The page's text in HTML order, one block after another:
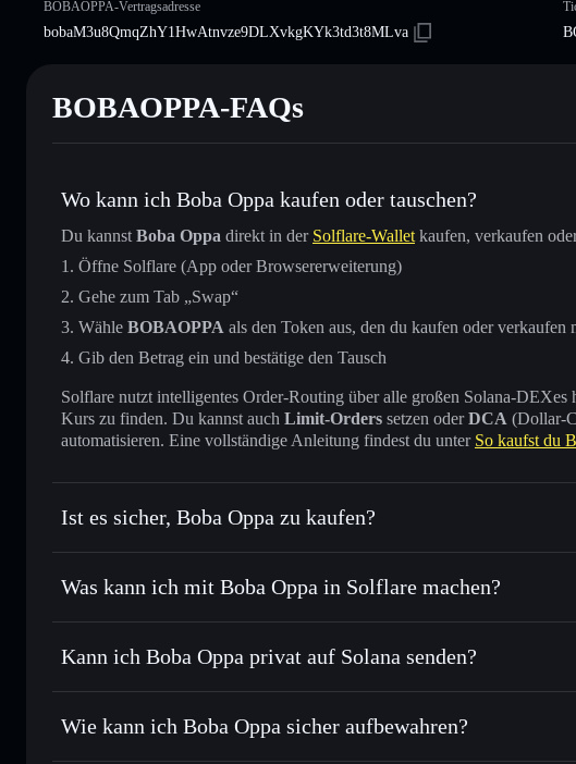
BOBAOPPA-Vertragsadresse
bobaM3u8QmqZhY1HwAtnvze9DLXvkgKYk3td3t8MLva
BOBAOPPA-FAQs
Wo kann ich Boba Oppa kaufen oder tauschen?
Du kannst Boba Oppa direkt in der Solflare-Wallet kaufen, verkaufen
Öffne Solflare (App oder Browsererweiterung)
Gehe zum Tab „Swap“
Wähle BOBAOPPA als den Token aus, den du kaufen oder verkaufen
Gib den Betrag ein und bestätige den Tausch
Solflare nutzt intelligentes Order-Routing über alle großen Solana-
Kurs zu finden. Du kannst auch Limit-Orders setzen oderDCA (Dollar-
automatisieren. Eine vollständige Anleitung findest du unter So kaufst du
Ist es sicher, Boba Oppa zu kaufen?
Boba Oppa verifizierter Token
Was kann ich mit Boba Oppa in Solflare machen?
Boba Oppa
Solflare-Wallet
Sofort tauschen – handle BOBAOPPA gegen SOL, USDC oder
Durchschnittskosteneffekt nutzen– Schritt für Schritt per
Kann ich Boba Oppa privat auf Solana senden?
Solflare-Wallet Privacy Aggregator
Wie kann ich Boba Oppa sicher aufbewahren?